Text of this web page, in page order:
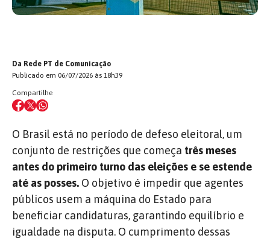
Da Rede PT de Comunicação
Publicado em 06/07/2026 às 18h39
Compartilhe
O Brasil está no período de defeso eleitoral, um
conjunto de restrições que começa três meses
antes do primeiro turno das eleições e se estende
até as posses. O objetivo é impedir que agentes
públicos usem a máquina do Estado para
beneficiar candidaturas, garantindo equilíbrio e
igualdade na disputa. O cumprimento dessas